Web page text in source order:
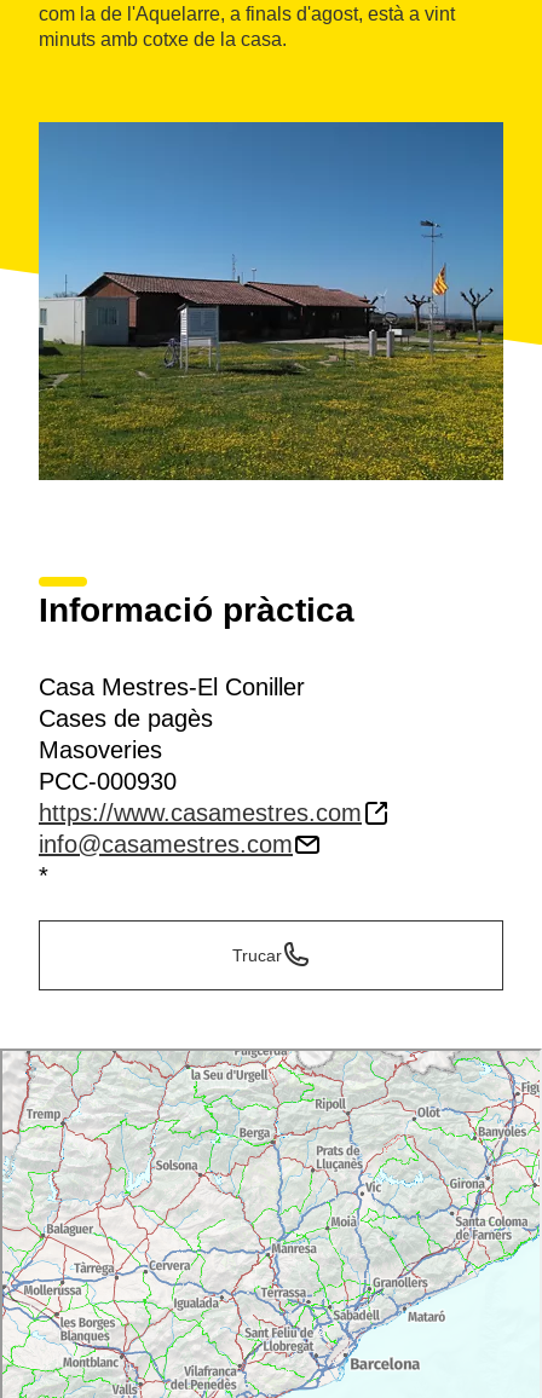
com la de l'Aquelarre, a finals d'agost, està a vint
minuts amb cotxe de la casa.
Informació pràctica
Casa Mestres-El Coniller
Cases de pagès
Masoveries
PCC-000930
https://www.casamestres.com
info@casamestres.com
*
Trucar